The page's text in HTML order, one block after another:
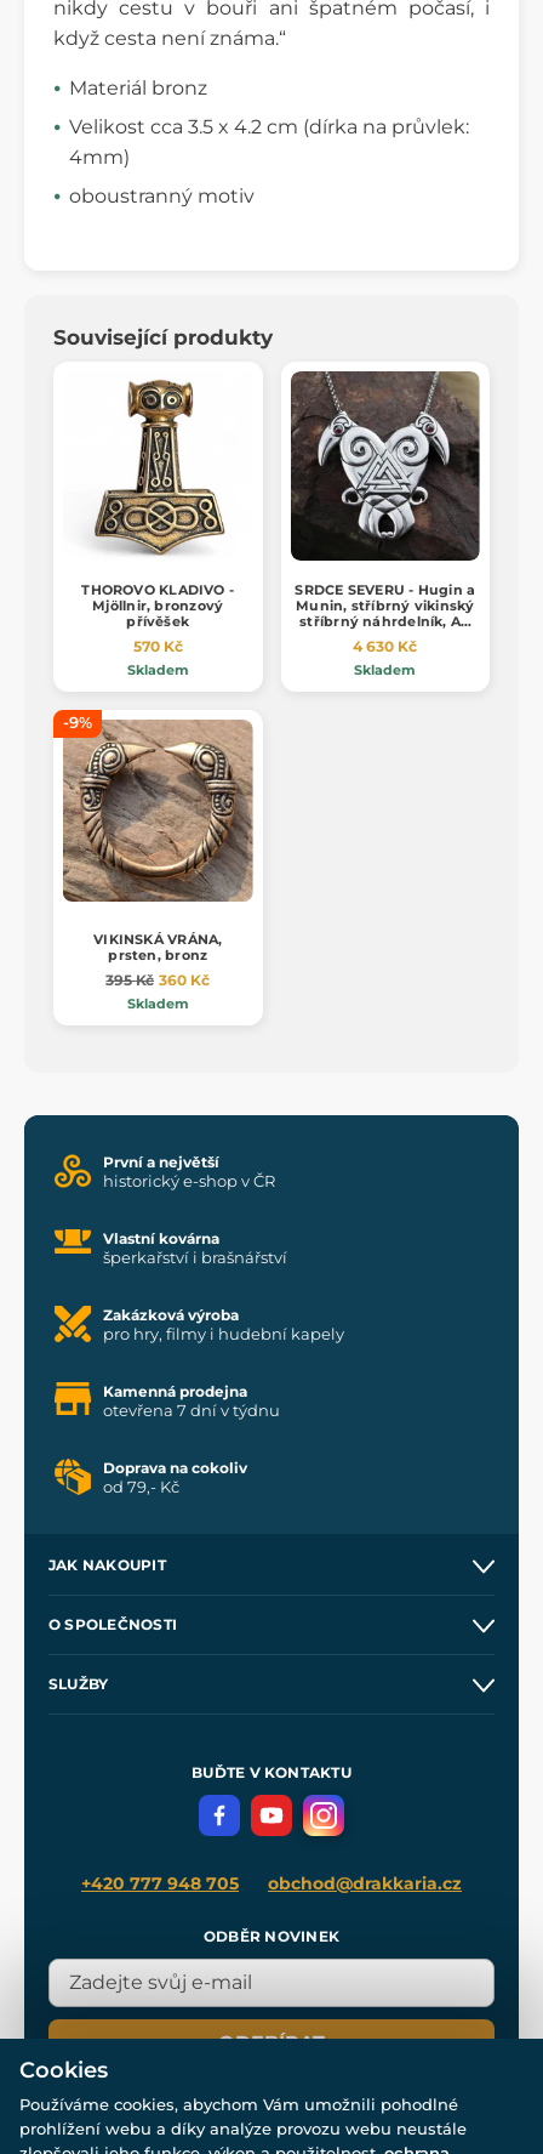
nikdy cestu v bouři ani špatném počasí, i
když cesta není známa.“
Materiál bronz
Velikost cca 3.5 x 4.2 cm (dírka na průvlek:
4mm)
oboustranný motiv
Související produkty
THOROVO KLADIVO -
Mjöllnir, bronzový
přívěšek
570 Kč
Skladem
SRDCE SEVERU - Hugin a
Munin, stříbrný vikinský
stříbrný náhrdelník, Ag
925, 24g
4 630 Kč
Skladem
-9%
VIKINSKÁ VRÁNA,
prsten, bronz
395 Kč 360 Kč
Skladem
První a největší
historický e-shop v ČR
Vlastní kovárna
šperkařství i brašnářství
Zakázková výroba
pro hry, filmy i hudební kapely
Kamenná prodejna
otevřena 7 dní v týdnu
Doprava na cokoliv
od 79,- Kč
JAK NAKOUPIT
Velkoobchod
O SPOLEČNOSTI
SLUŽBY
Meče pro Kingdom Come
BUĎTE V KONTAKTU
+420 777 948 705 obchod@drakkaria.cz
ODBĚR NOVINEK
ODEBÍRAT
Cookies
Používáme cookies, abychom Vám umožnili pohodlné
prohlížení webu a díky analýze provozu webu neustále